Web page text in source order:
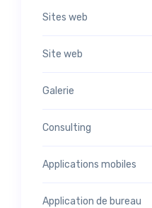
Sites web
Site web
Galerie
Consulting
Applications mobiles
Application de bureau